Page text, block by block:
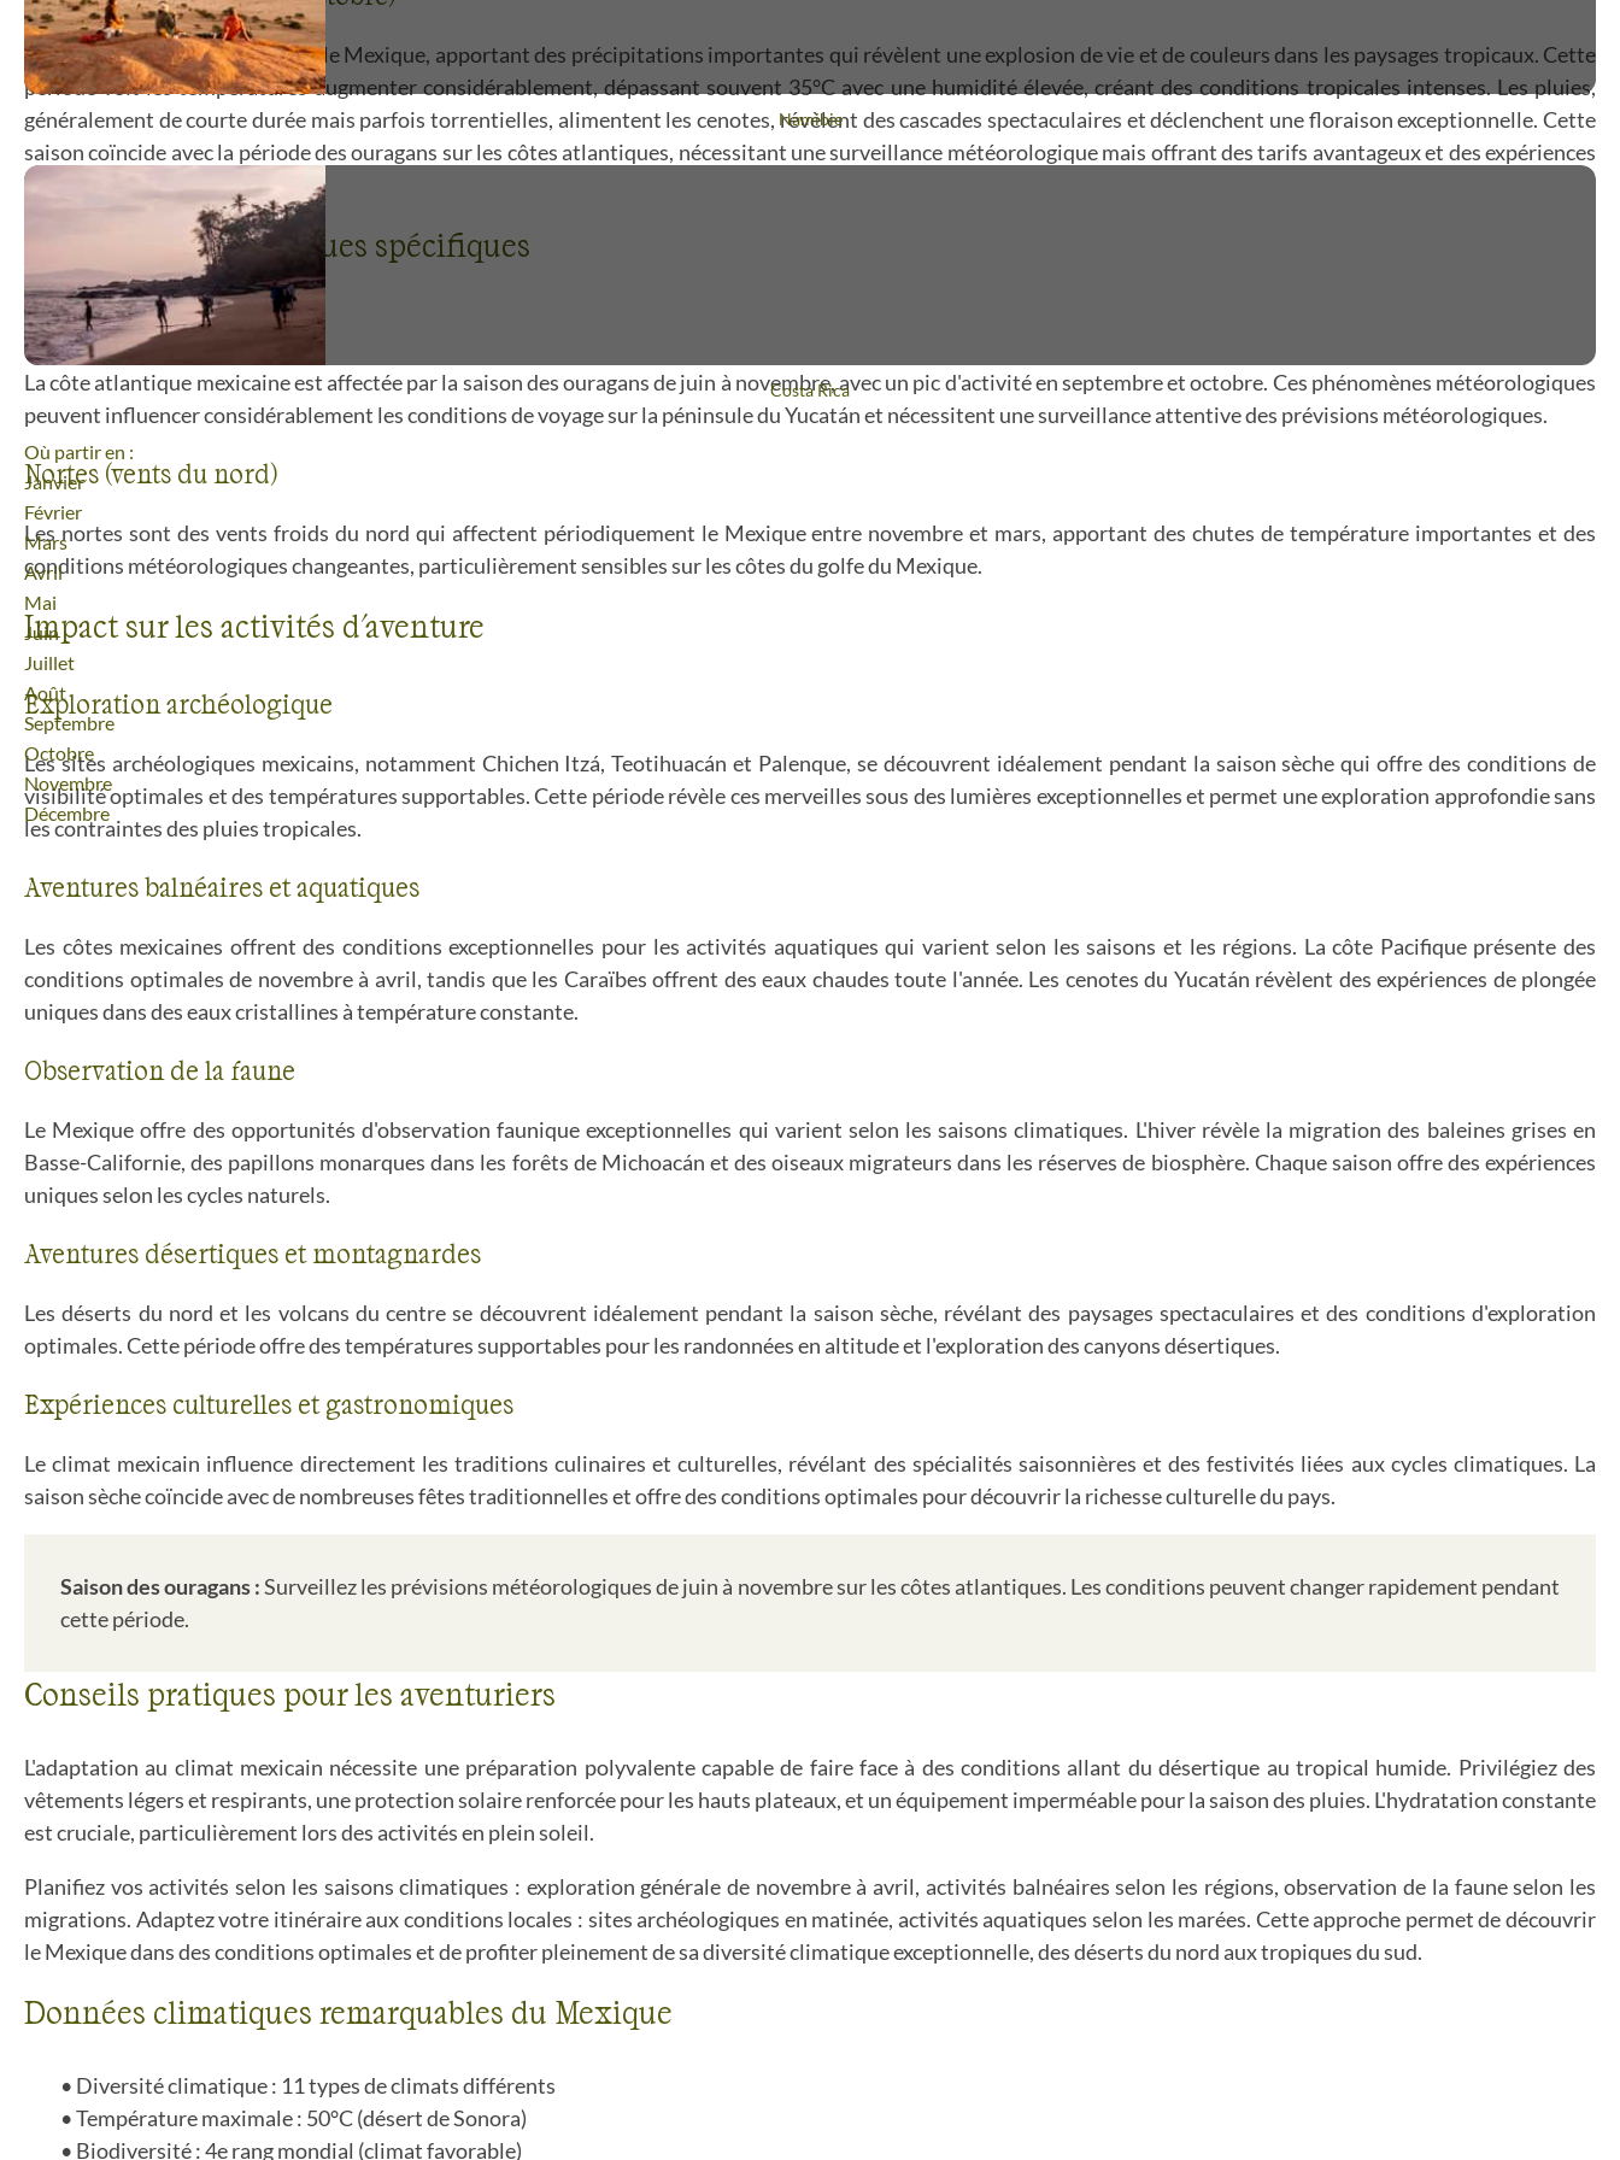
Voyage
Namibie
Voyage
Costa Rica
Où partir en :
Janvier
Février
Mars
Avril
Mai
Juin
Juillet
Août
Septembre
Octobre
Novembre
Décembre
La saison des pluies transforme le Mexique, apportant des précipitations importantes qui révèlent une explosion de vie et de couleurs dans les paysages tropicaux. Cette
période voit les températures augmenter considérablement, dépassant souvent 35°C avec une humidité élevée, créant des conditions tropicales intenses. Les pluies,
généralement de courte durée mais parfois torrentielles, alimentent les cenotes, révèlent des cascades spectaculaires et déclenchent une floraison exceptionnelle. Cette
saison coïncide avec la période des ouragans sur les côtes atlantiques, nécessitant une surveillance météorologique mais offrant des tarifs avantageux et des expériences
authentiques.
Phénomènes climatiques spécifiques
Saison des ouragans
La côte atlantique mexicaine est affectée par la saison des ouragans de juin à novembre, avec un pic d'activité en septembre et octobre. Ces phénomènes météorologiques
peuvent influencer considérablement les conditions de voyage sur la péninsule du Yucatán et nécessitent une surveillance attentive des prévisions météorologiques.
Nortes (vents du nord)
Les nortes sont des vents froids du nord qui affectent périodiquement le Mexique entre novembre et mars, apportant des chutes de température importantes et des
conditions météorologiques changeantes, particulièrement sensibles sur les côtes du golfe du Mexique.
Impact sur les activités d'aventure
Exploration archéologique
Les sites archéologiques mexicains, notamment Chichen Itzá, Teotihuacán et Palenque, se découvrent idéalement pendant la saison sèche qui offre des conditions de
visibilité optimales et des températures supportables. Cette période révèle ces merveilles sous des lumières exceptionnelles et permet une exploration approfondie sans
les contraintes des pluies tropicales.
Aventures balnéaires et aquatiques
Les côtes mexicaines offrent des conditions exceptionnelles pour les activités aquatiques qui varient selon les saisons et les régions. La côte Pacifique présente des
conditions optimales de novembre à avril, tandis que les Caraïbes offrent des eaux chaudes toute l'année. Les cenotes du Yucatán révèlent des expériences de plongée
uniques dans des eaux cristallines à température constante.
Observation de la faune
Le Mexique offre des opportunités d'observation faunique exceptionnelles qui varient selon les saisons climatiques. L'hiver révèle la migration des baleines grises en
Basse-Californie, des papillons monarques dans les forêts de Michoacán et des oiseaux migrateurs dans les réserves de biosphère. Chaque saison offre des expériences
uniques selon les cycles naturels.
Aventures désertiques et montagnardes
Les déserts du nord et les volcans du centre se découvrent idéalement pendant la saison sèche, révélant des paysages spectaculaires et des conditions d'exploration
optimales. Cette période offre des températures supportables pour les randonnées en altitude et l'exploration des canyons désertiques.
Expériences culturelles et gastronomiques
Le climat mexicain influence directement les traditions culinaires et culturelles, révélant des spécialités saisonnières et des festivités liées aux cycles climatiques. La
saison sèche coïncide avec de nombreuses fêtes traditionnelles et offre des conditions optimales pour découvrir la richesse culturelle du pays.
Saison des ouragans :Surveillez les prévisions météorologiques de juin à novembre sur les côtes atlantiques. Les conditions peuvent changer rapidement pendant
cette période.
Conseils pratiques pour les aventuriers
L'adaptation au climat mexicain nécessite une préparation polyvalente capable de faire face à des conditions allant du désertique au tropical humide. Privilégiez des
vêtements légers et respirants, une protection solaire renforcée pour les hauts plateaux, et un équipement imperméable pour la saison des pluies. L'hydratation constante
est cruciale, particulièrement lors des activités en plein soleil.
Planifiez vos activités selon les saisons climatiques : exploration générale de novembre à avril, activités balnéaires selon les régions, observation de la faune selon les
migrations. Adaptez votre itinéraire aux conditions locales : sites archéologiques en matinée, activités aquatiques selon les marées. Cette approche permet de découvrir
le Mexique dans des conditions optimales et de profiter pleinement de sa diversité climatique exceptionnelle, des déserts du nord aux tropiques du sud.
Données climatiques remarquables du Mexique
Diversité climatique : 11 types de climats différents
Température maximale : 50°C (désert de Sonora)
Biodiversité : 4e rang mondial (climat favorable)